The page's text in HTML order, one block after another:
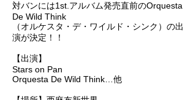
対バンには1st.アルバム発売直前のOrquesta
De Wild Think
（オルケスタ・デ・ワイルド・シンク）の出
演が決定！！
【出演】
Stars on Pan
Orquesta De Wild Think…他